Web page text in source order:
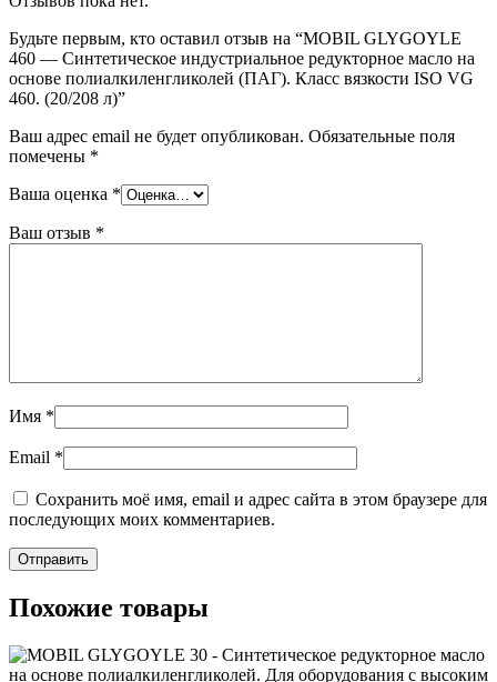
Будьте первым, кто оставил отзыв на “MOBIL GLYGOYLE
460 — Синтетическое индустриальное редукторное масло на
основе полиалкиленгликолей (ПАГ). Класс вязкости ISO VG
460. (20/208 л)”
Ваш адрес email не будет опубликован. Обязательные поля
помечены *
Ваша оценка *
Ваш отзыв *
Имя *
Email *
Сохранить моё имя, email и адрес сайта в этом браузере для
последующих моих комментариев.
Похожие товары